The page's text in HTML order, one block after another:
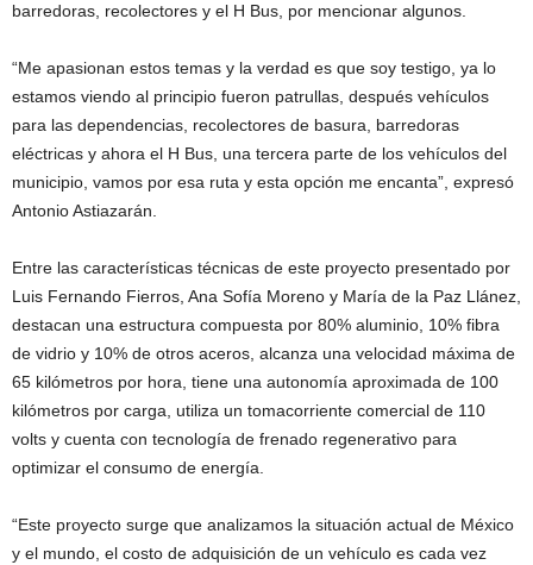
barredoras, recolectores y el H Bus, por mencionar algunos.
“Me apasionan estos temas y la verdad es que soy testigo, ya lo
estamos viendo al principio fueron patrullas, después vehículos
para las dependencias, recolectores de basura, barredoras
eléctricas y ahora el H Bus, una tercera parte de los vehículos del
municipio, vamos por esa ruta y esta opción me encanta”, expresó
Antonio Astiazarán.
Entre las características técnicas de este proyecto presentado por
Luis Fernando Fierros, Ana Sofía Moreno y María de la Paz Llánez,
destacan una estructura compuesta por 80% aluminio, 10% fibra
de vidrio y 10% de otros aceros, alcanza una velocidad máxima de
65 kilómetros por hora, tiene una autonomía aproximada de 100
kilómetros por carga, utiliza un tomacorriente comercial de 110
volts y cuenta con tecnología de frenado regenerativo para
optimizar el consumo de energía.
“Este proyecto surge que analizamos la situación actual de México
y el mundo, el costo de adquisición de un vehículo es cada vez